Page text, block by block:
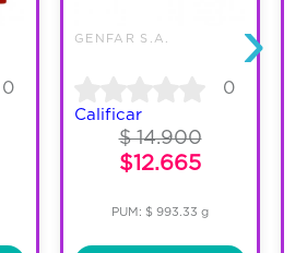
0
GENFAR S.A.
0
Calificar
$ 14.900
$12.665
PUM: $ 993.33 g
›